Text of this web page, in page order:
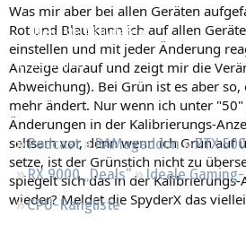
Neueste Aktivitäten
Leserartikel
Regeln
Podcast RAMageddon
RTX
RX 9000 „Deals“
Ideale Gaming-
CPU-Rangliste
Was mir aber bei allen Geräten
Rot und Blau kann ich auf allen
einstellen und mit jeder Änderung
Anzeige darauf und zeigt mir die
Abweichung). Bei Grün ist es aber
mehr ändert. Nur wenn ich unter "50"
Änderungen in der Kalibrierungs-
seltsam vor, denn wenn ich Grün auf
setze, ist der Grünstich nicht zu
spiegelt sich das in der
wieder? Meldet die SpyderX das